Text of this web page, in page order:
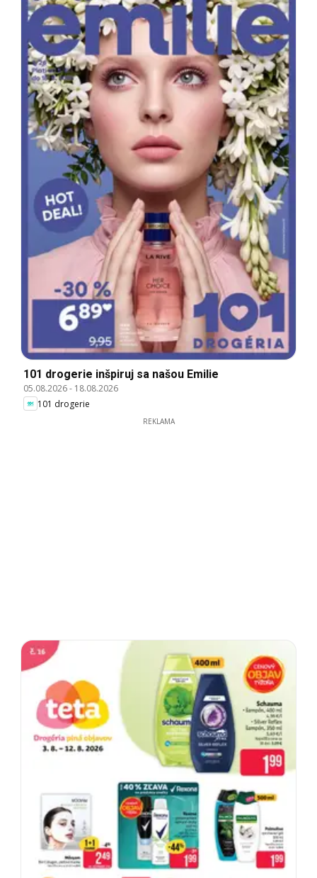
101 drogerie inšpiruj sa našou Emilie
05.08.2026- 18.08.2026
101 drogerie
REKLAMA